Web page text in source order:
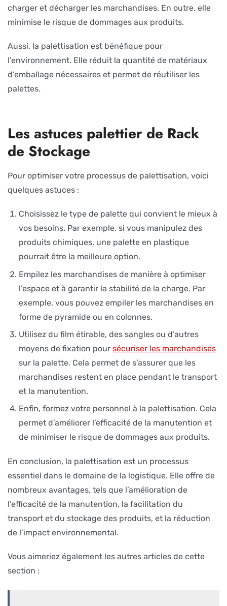
charger et décharger les marchandises. En outre, elle
minimise le risque de dommages aux produits.
Aussi, la palettisation est bénéfique pour
l’environnement. Elle réduit la quantité de matériaux
d’emballage nécessaires et permet de réutiliser les
palettes.
Les astuces palettier de Rack
de Stockage
Pour optimiser votre processus de palettisation, voici
quelques astuces :
Choisissez le type de palette qui convient le mieux à
vos besoins. Par exemple, si vous manipulez des
produits chimiques, une palette en plastique
pourrait être la meilleure option.
Empilez les marchandises de manière à optimiser
l’espace et à garantir la stabilité de la charge. Par
exemple, vous pouvez empiler les marchandises en
forme de pyramide ou en colonnes.
Utilisez du film étirable, des sangles ou d’autres
moyens de fixation poursécuriser les marchandises
sur la palette. Cela permet de s’assurer que les
marchandises restent en place pendant le transport
et la manutention.
Enfin, formez votre personnel à la palettisation. Cela
permet d’améliorer l’efficacité de la manutention et
de minimiser le risque de dommages aux produits.
En conclusion, la palettisation est un processus
essentiel dans le domaine de la logistique. Elle offre de
nombreux avantages, tels que l’amélioration de
l’efficacité de la manutention, la facilitation du
transport et du stockage des produits, et la réduction
de l’impact environnemental.
Vous aimeriez également les autres articles de cette
section :